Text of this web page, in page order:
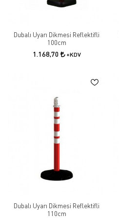
Dubalı Uyarı Dikmesi Reflektifli
100cm
1.168,70 +KDV
Dubalı Uyarı Dikmesi Reflektifli
110cm